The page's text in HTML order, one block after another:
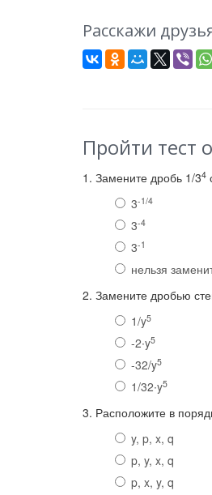
Расскажи
Пройти тест
1. Замените дробь 1/34
3-1/4
3-4
3-1
нельзя
2. Замените дробью
1/y5
-2∙y5
-32/y5
1/32∙y5
3. Расположите в
y, p, x, q
p, y, x, q
p, x, y, q